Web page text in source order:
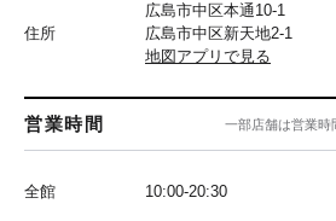
住所
広島市中区本通10-1
広島市中区新天地2-1
地図アプリで見る
営業時間 一部店舗は営業時
全館 10:00-20:30